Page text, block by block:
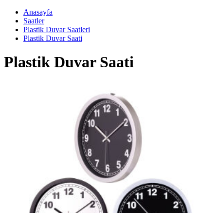
Anasayfa
Saatler
Plastik Duvar Saatleri
Plastik Duvar Saati
Plastik Duvar Saati